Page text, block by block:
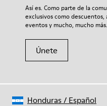
Así es. Como parte de la
exclusivos como
eventos y mucho, mucho más.
Únete
Honduras/ Español